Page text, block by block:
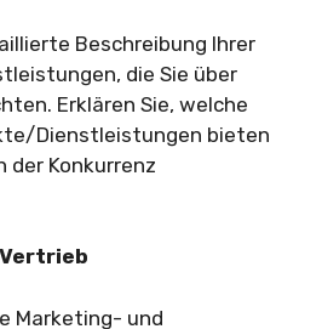
Beschreibung Ihrer
die Sie über
Erklären Sie, welche
Dienstleistungen bieten
der Konkurrenz
Marketing- und